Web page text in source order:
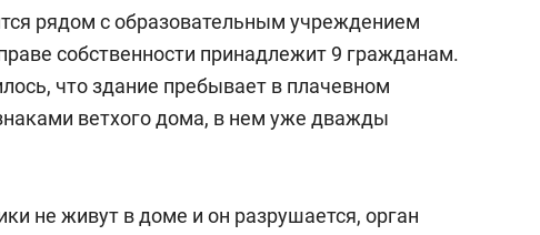
рядом с образовательным учреждением
собственности принадлежит 9 гражданам.
что здание пребывает в плачевном
ветхого дома, в нем уже дважды
не живут в доме и он разрушается, орган
состоянием как основа
антихрупких команд